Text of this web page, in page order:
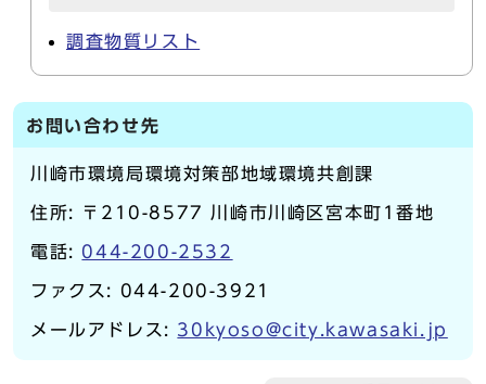
調査物質リスト
お問い合わせ先
川崎市環境局環境対策部地域環境共創課
住所: 〒210-8577 川崎市川崎区宮本町1番地
電話: 044-200-2532
ファクス: 044-200-3921
メールアドレス: 30kyoso@city.kawasaki.jp